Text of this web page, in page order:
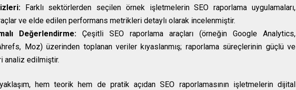
Farklı sektörlerden seçilen örnek işletmelerin SEO raporlama uygulamaları,
ve elde edilen performans metrikleri detaylı olarak incelenmiştir.
Değerlendirme: Çeşitli SEO raporlama araçları (örneğin Google Analytics,
Moz) üzerinden toplanan veriler kıyaslanmış; raporlama süreçlerinin güçlü ve
analiz edilmiştir.
hem teorik hem de pratik açıdan SEO raporlamasının işletmelerin dijital